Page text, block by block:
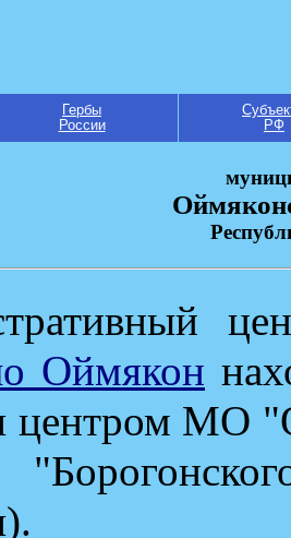
Гербы
России
РФ
Оймякон
центром МО